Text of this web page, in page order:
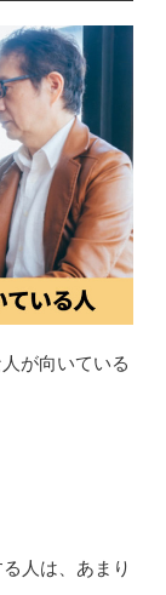
が向いている
人は、あまり